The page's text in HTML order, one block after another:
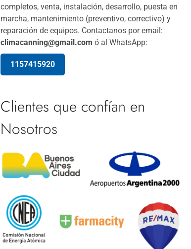
completos, venta, instalación, desarrollo, puesta en
marcha, mantenimiento (preventivo, correctivo) y
reparación de equipos. Contactanos por email:
climacanning@gmail.com ó al WhatsApp:
1157415920
Clientes que confían en
Nosotros